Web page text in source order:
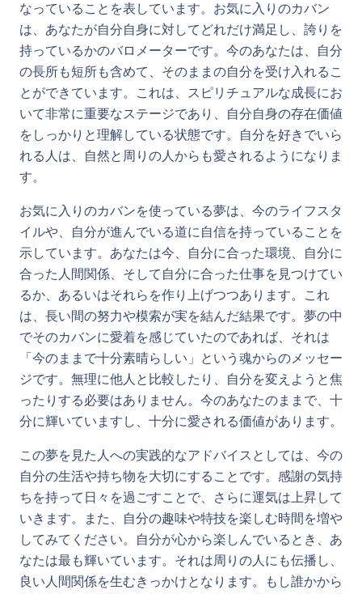
なっていることを表しています。お気に入りのカバン
は、あなたが自分自身に対してどれだけ満足し、誇りを
持っているかのバロメーターです。今のあなたは、自分
の長所も短所も含めて、そのままの自分を受け入れるこ
とができています。これは、スピリチュアルな成長にお
いて非常に重要なステージであり、自分自身の存在価値
をしっかりと理解している状態です。自分を好きでいら
れる人は、自然と周りの人からも愛されるようになりま
す。
お気に入りのカバンを使っている夢は、今のライフスタ
イルや、自分が進んでいる道に自信を持っていることを
示しています。あなたは今、自分に合った環境、自分に
合った人間関係、そして自分に合った仕事を見つけてい
るか、あるいはそれらを作り上げつつあります。これ
は、長い間の努力や模索が実を結んだ結果です。夢の中
でそのカバンに愛着を感じていたのであれば、それは
「今のままで十分素晴らしい」という魂からのメッセー
ジです。無理に他人と比較したり、自分を変えようと焦
ったりする必要はありません。今のあなたのままで、十
分に輝いていますし、十分に愛される価値があります。
この夢を見た人への実践的なアドバイスとしては、今の
自分の生活や持ち物を大切にすることです。感謝の気持
ちを持って日々を過ごすことで、さらに運気は上昇して
いきます。また、自分の趣味や特技を楽しむ時間を増や
してみてください。自分が心から楽しんでいるとき、あ
なたは最も輝いています。それは周りの人にも伝播し、
良い人間関係を生むきっかけとなります。もし誰かから